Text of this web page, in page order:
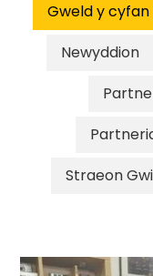
Gweld y cyfan
Newyddion
Straeon